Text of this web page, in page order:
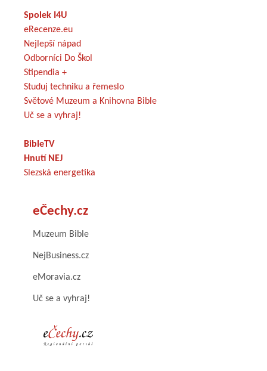
Spolek I4U
eRecenze.eu
Nejlepší nápad
Odborníci Do Škol
Stipendia +
Studuj techniku a řemeslo
Světové Muzeum a Knihovna Bible
Uč se a vyhraj!
BibleTV
Hnutí NEJ
Slezská energetika
eČechy.cz
Muzeum Bible
NejBusiness.cz
eMoravia.cz
Uč se a vyhraj!